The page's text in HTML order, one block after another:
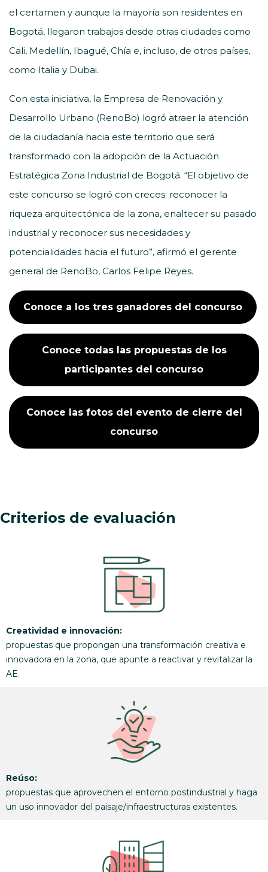
el certamen y aunque la mayoría son residentes en
Bogotá, llegaron trabajos desde otras ciudades como
Cali, Medellín, Ibagué, Chía e, incluso, de otros países,
como Italia y Dubai.
Con esta iniciativa, la Empresa de Renovación y
Desarrollo Urbano (RenoBo) logró atraer la atención
de la ciudadanía hacia este territorio que será
transformado con la adopción de la Actuación
Estratégica Zona Industrial de Bogotá. “El objetivo de
este concurso se logró con creces; reconocer la
riqueza arquitectónica de la zona, enaltecer su pasado
industrial y reconocer sus necesidades y
potencialidades hacia el futuro”, afirmó el gerente
general de RenoBo, Carlos Felipe Reyes.
Conoce a los tres ganadores del concurso
Conoce todas las propuestas de los
participantes del concurso
Conoce las fotos del evento de cierre del
concurso
Criterios de evaluación
Creatividad e innovación:
propuestas que propongan una transformación creativa e
innovadora en la zona, que apunte a reactivar y revitalizar la
AE.
Reúso:
propuestas que aprovechen el entorno postindustrial y haga
un uso innovador del paisaje/infraestructuras existentes.